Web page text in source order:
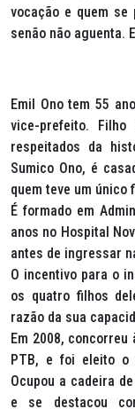
vocação e quem
senão não aguenta.
Emil Ono tem 55
vice-prefeito.
respeitados da
Sumico Ono, é
quem teve um único
É formado em
anos no Hospital
antes de ingressar
O incentivo para o
os quatro filhos
razão da sua
Em 2008,
PTB, e foi eleito o
Ocupou a cadeira
e se destacou